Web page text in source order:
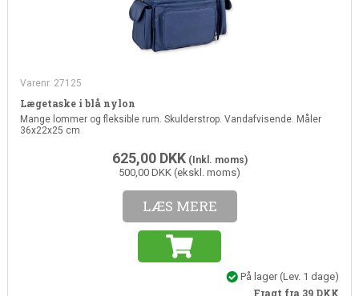
Varenr. 27125
Lægetaske i blå nylon
Mange lommer og fleksible rum. Skulderstrop. Vandafvisende. Måler
36x22x25 cm
625,00 DKK(Inkl. moms)
500,00 DKK (ekskl. moms)
LÆS MERE
På lager(Lev. 1 dage)
Fragt fra 39 DKK